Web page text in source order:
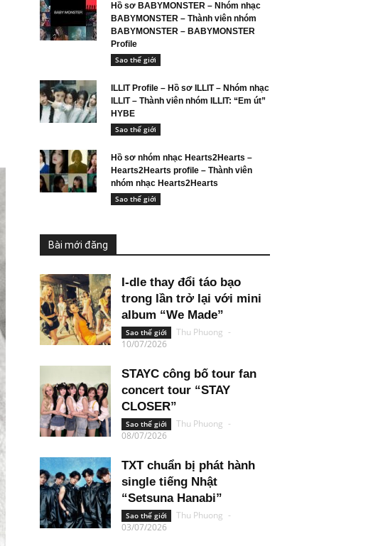
Hồ sơ BABYMONSTER – Nhóm nhạc
BABYMONSTER – Thành viên nhóm
BABYMONSTER – BABYMONSTER
Profile
Sao thế giới
ILLIT Profile – Hồ sơ ILLIT – Nhóm nhạc
ILLIT – Thành viên nhóm ILLIT: “Em út”
HYBE
Sao thế giới
Hồ sơ nhóm nhạc Hearts2Hearts –
Hearts2Hearts profile – Thành viên
nhóm nhạc Hearts2Hearts
Sao thế giới
Bài mới đăng
I-dle thay đổi táo bạo
trong lần trở lại với mini
album “We Made”
Sao thế giới Thu Phuong -
10/07/2026
STAYC công bố tour fan
concert tour “STAY
CLOSER”
Sao thế giới Thu Phuong -
08/07/2026
TXT chuẩn bị phát hành
single tiếng Nhật
“Setsuna Hanabi”
Sao thế giới Thu Phuong -
03/07/2026